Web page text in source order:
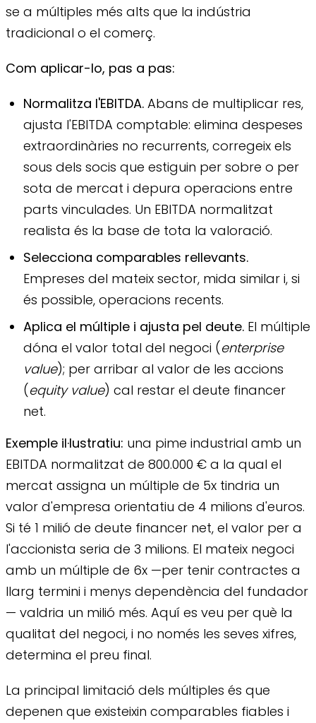
se a múltiples més alts que la indústria
tradicional o el comerç.
Com aplicar-lo, pas a pas:
Normalitza l'EBITDA. Abans de multiplicar res,
ajusta l'EBITDA comptable: elimina despeses
extraordinàries no recurrents, corregeix els
sous dels socis que estiguin per sobre o per
sota de mercat i depura operacions entre
parts vinculades. Un EBITDA normalitzat
realista és la base de tota la valoració.
Selecciona comparables rellevants.
Empreses del mateix sector, mida similar i, si
és possible, operacions recents.
Aplica el múltiple i ajusta pel deute. El múltiple
dóna el valor total del negoci (enterprise
value); per arribar al valor de les accions
(equity value) cal restar el deute financer
net.
Exemple il·lustratiu: una pime industrial amb un
EBITDA normalitzat de 800.000 € a la qual el
mercat assigna un múltiple de 5x tindria un
valor d'empresa orientatiu de 4 milions d'euros.
Si té 1 milió de deute financer net, el valor per a
l'accionista seria de 3 milions. El mateix negoci
amb un múltiple de 6x —per tenir contractes a
llarg termini i menys dependència del fundador
— valdria un milió més. Aquí es veu per què la
qualitat del negoci, i no només les seves xifres,
determina el preu final.
La principal limitació dels múltiples és que
depenen que existeixin comparables fiables i